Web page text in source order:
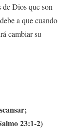
Dios que son
a que cuando
cambiar su
23:1-2)